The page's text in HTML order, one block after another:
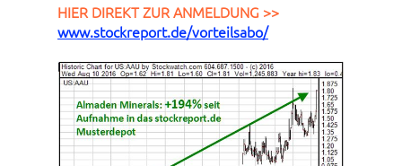
HIER DIREKT ZUR ANMELDUNG >>
www.stockreport.de/vorteilsabo/